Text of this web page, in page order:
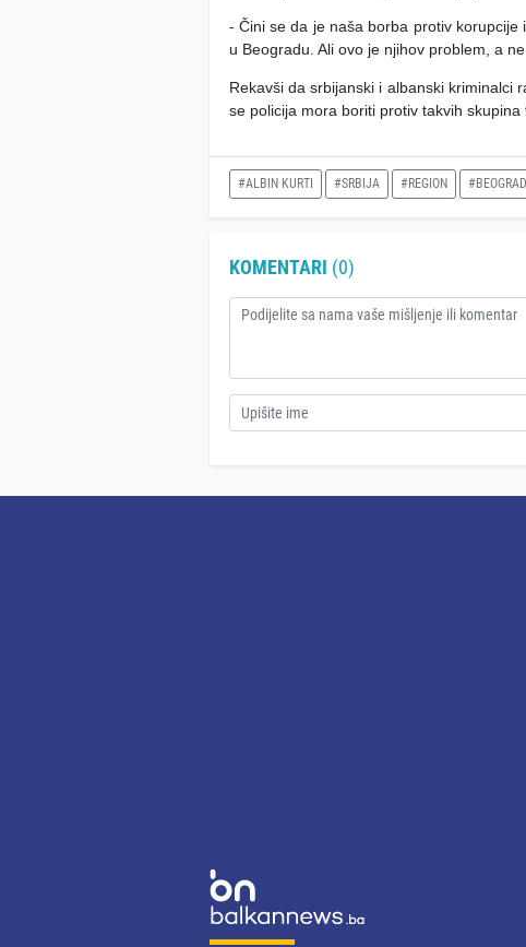
- Čini se da je naša borba protiv
u Beogradu. Ali ovo je njihov problem, a
Rekavši da srbijanski i albanski kriminalci
se policija mora boriti protiv takvih
#ALBIN KURTI #SRBIJA #REGION #BEOGRAD
KOMENTARI (0)